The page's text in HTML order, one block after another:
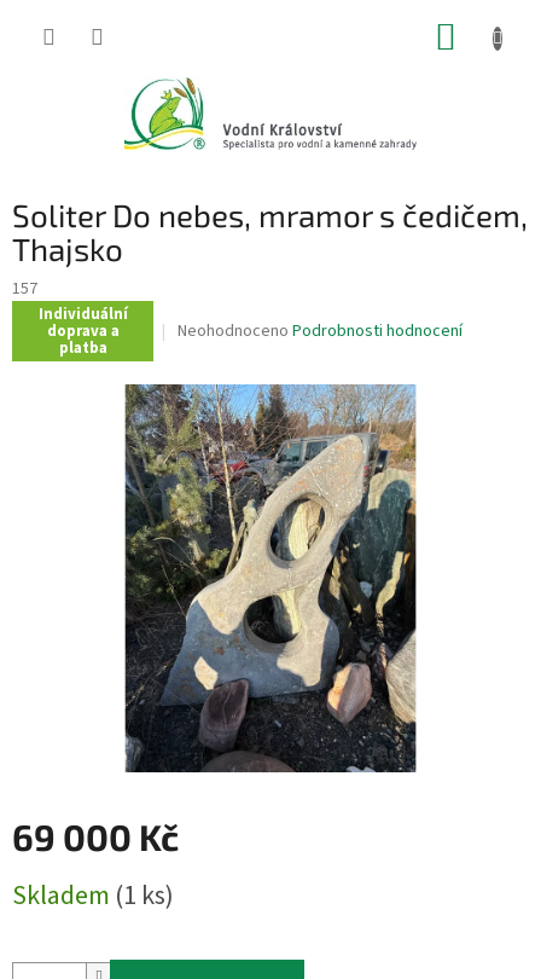
Soliter Do nebes, mramor s čedičem,
Thajsko
157
Individuální
doprava a
platba
Průměrné
je
0,0
z
5
hvězdiček.
Neohodnoceno Podrobnosti hodnocení
69 000 Kč
cena:
Skladem (1 ks)